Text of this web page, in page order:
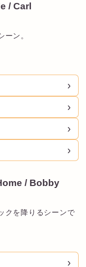
/ Carl
ーン。
/ Bobby
クを降りるシーンで